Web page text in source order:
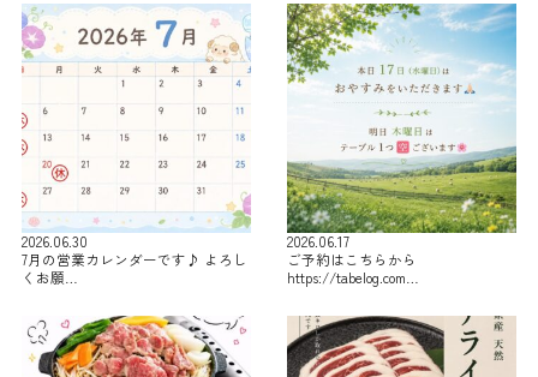
2026.06.30
7月の営業カレンダーです♪ よろし
くお願…
2026.06.17
ご予約はこちらから
https://tabelog.com…